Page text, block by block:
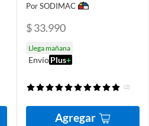
Por SODIMAC
$ 33.990
Llega mañana
EnvíoPlus+
(2)
Agregar